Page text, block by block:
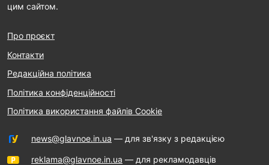
цим сайтом.
Про проєкт
Контакти
Редакційна політика
Політика конфіденційності
Політика використання файлів Cookie
news@glavnoe.in.ua — для зв'язку з редакцією
reklama@glavnoe.in.ua — для рекламодавців